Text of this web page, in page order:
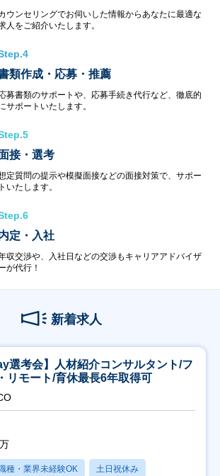
ウンセリングでお伺いした情報からあなたに最適な
人をご紹介いたします。
類作成・応募・推薦
募書類のサポートや、応募手続き代行など、徹底的
サポートいたします。
接・選考
定質問の提示や模擬面接などの面接対策で、サポー
トいたします。
定・入社
収交渉や、入社日などの交渉もキャリアアドバイザ
が代行！
新着求人
選考会】人材紹介コンサルタント/フ
リモート/育休最長6年取得可
種・業界未経験OK 土日祝休み